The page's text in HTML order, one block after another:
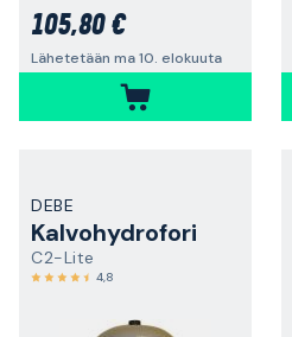
105,80 €
Lähetetään ma 10. elokuuta
DEBE
Kalvohydrofori
C2-Lite
4,8